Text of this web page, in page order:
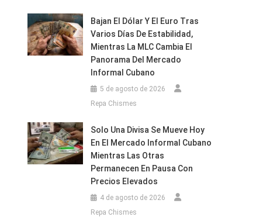
Bajan El Dólar Y El Euro Tras
Varios Días De Estabilidad,
Mientras La MLC Cambia El
Panorama Del Mercado
Informal Cubano
5 de agosto de 2026
Repa Chismes
Solo Una Divisa Se Mueve Hoy
En El Mercado Informal Cubano
Mientras Las Otras
Permanecen En Pausa Con
Precios Elevados
4 de agosto de 2026
Repa Chismes